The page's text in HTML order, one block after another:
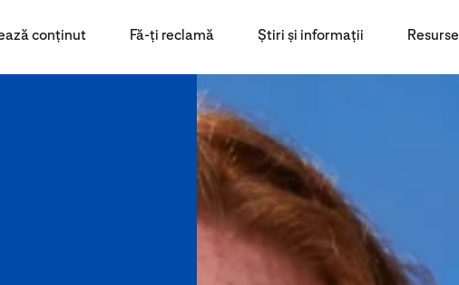
conținut Fă-ți reclamă Știri și informații Resurse